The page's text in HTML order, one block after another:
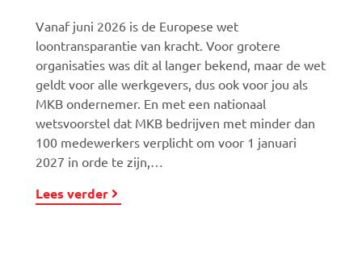
Vanaf juni 2026 is de Europese wet
loontransparantie van kracht. Voor grotere
organisaties was dit al langer bekend, maar de wet
geldt voor alle werkgevers, dus ook voor jou als
MKB ondernemer. En met een nationaal
wetsvoorstel dat MKB bedrijven met minder dan
100 medewerkers verplicht om voor 1 januari
2027 in orde te zijn,…
Lees verder